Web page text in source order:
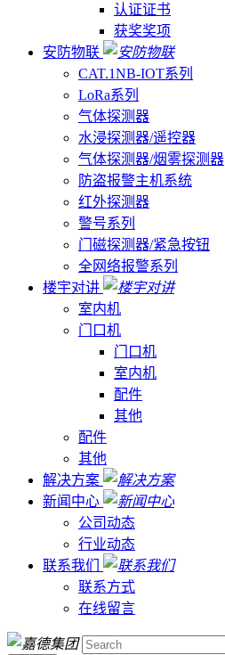
认证证书
获奖奖项
安防物联
CAT.1NB-IOT系列
LoRa系列
气体探测器
水浸探测器/遥控器
气体探测器/烟雾探测器
防盗报警主机系统
红外探测器
警号系列
门磁探测器/紧急按钮
全网络报警系列
楼宇对讲
室内机
门口机
门口机
室内机
配件
其他
配件
其他
解决方案
新闻中心
公司动态
行业动态
联系我们
联系方式
在线留言